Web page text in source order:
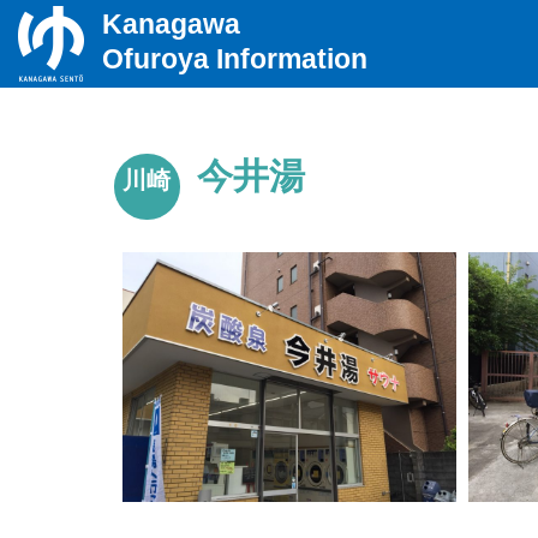
Kanagawa
Ofuroya Information
川崎今井湯